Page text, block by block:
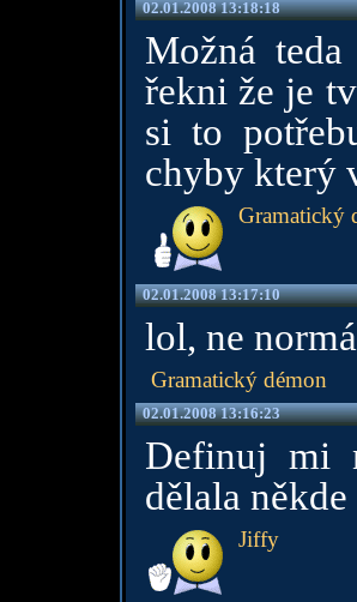
02.01.2008 13:18:18
Možná
řekni že je
si to
chyby který
Gramatický
02.01.2008 13:17:10
lol, ne
Gramatický démon
02.01.2008 13:16:23
Definuj mi
dělala
Jiffy